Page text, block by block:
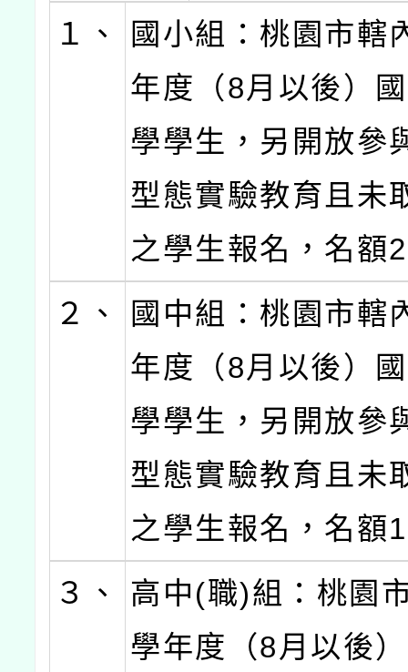
１、
國小組：桃園市轄
年度（8月以後）
學學生，另開放參
型態實驗教育且未
之學生報名，名額
２、
國中組：桃園市轄
年度（8月以後）
學學生，另開放參
型態實驗教育且未
之學生報名，名額
３、
高中(職)組：桃園
學年度（8月以後